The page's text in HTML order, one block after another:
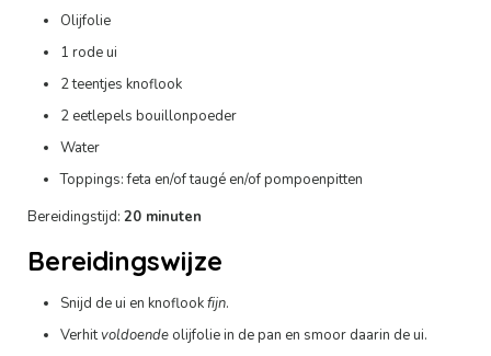
Olijfolie
1 rode ui
2 teentjes knoflook
2 eetlepels bouillonpoeder
Water
Toppings: feta en/of taugé en/of pompoenpitten
Bereidingstijd: 20 minuten
Bereidingswijze
Snijd de ui en knoflookfijn.
Verhitvoldoende olijfolie in de pan en smoor daarin de ui.